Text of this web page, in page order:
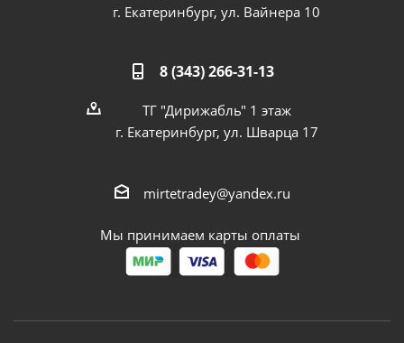
г. Екатеринбург, ул. Вайнера 10
8 (343) 266-31-13
ТГ "Дирижабль" 1 этаж
г. Екатеринбург, ул. Шварца 17
mirtetradey@yandex.ru
Мы принимаем карты оплаты